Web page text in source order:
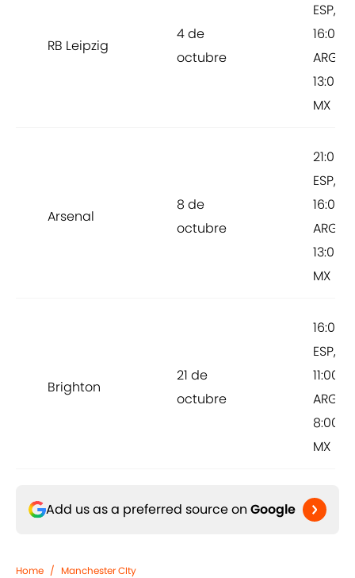
RB Leipzig
4 de
octubre
ESP,
16:00
ARG,
13:00
MX
Arsenal
8 de
octubre
21:00
ESP,
16:00
ARG,
13:00
MX
Brighton
21 de
octubre
16:00
ESP,
11:00
ARG,
8:00
MX
Add us as a preferred source on Google
Home / Manchester CIty